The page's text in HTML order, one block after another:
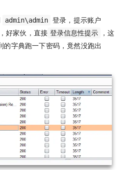
admin\admin 登录，提示账户
好家伙，直接 登录信息性提示
，这
的字典跑一下密码，竟然没跑出